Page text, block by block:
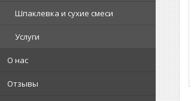
Шпаклевка и сухие смеси
Услуги
О нас
Отзывы